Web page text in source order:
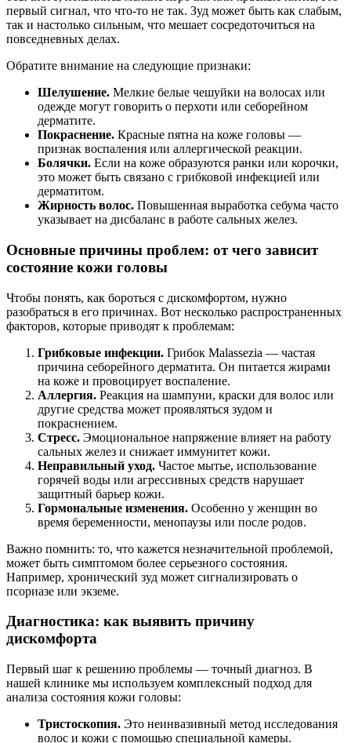
первый сигнал, что что-то не так. Зуд может быть как слабым,
так и настолько сильным, что мешает сосредоточиться на
повседневных делах.
Обратите внимание на следующие признаки:
Шелушение. Мелкие белые чешуйки на волосах или
одежде могут говорить о перхоти или себорейном
дерматите.
Покраснение. Красные пятна на коже головы —
признак воспаления или аллергической реакции.
Болячки. Если на коже образуются ранки или корочки,
это может быть связано с грибковой инфекцией или
дерматитом.
Жирность волос. Повышенная выработка себума часто
указывает на дисбаланс в работе сальных желез.
Основные причины проблем: от чего зависит
состояние кожи головы
Чтобы понять, как бороться с дискомфортом, нужно
разобраться в его причинах. Вот несколько распространенных
факторов, которые приводят к проблемам:
Грибковые инфекции. Грибок Malassezia — частая
причина себорейного дерматита. Он питается жирами
на коже и провоцирует воспаление.
Аллергия. Реакция на шампуни, краски для волос или
другие средства может проявляться зудом и
покраснением.
Стресс. Эмоциональное напряжение влияет на работу
сальных желез и снижает иммунитет кожи.
Неправильный уход. Частое мытье, использование
горячей воды или агрессивных средств нарушает
защитный барьер кожи.
Гормональные изменения. Особенно у женщин во
время беременности, менопаузы или после родов.
Важно помнить: то, что кажется незначительной проблемой,
может быть симптомом более серьезного состояния.
Например, хронический зуд может сигнализировать о
псориазе или экземе.
Диагностика: как выявить причину
дискомфорта
Первый шаг к решению проблемы — точный диагноз. В
нашей клинике мы используем комплексный подход для
анализа состояния кожи головы:
Тристоскопия. Это неинвазивный метод исследования
волос и кожи с помощью специальной камеры.